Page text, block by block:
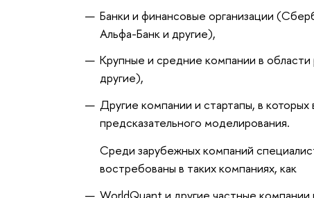
Банки и финансовые организации
Альфа-Банк и другие),
Крупные и средние компании в
другие),
Другие компании и стартапы, в
предсказательного моделирования.
Среди зарубежных компаний
востребованы в таких компаниях, как